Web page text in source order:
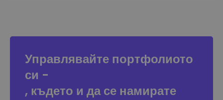
Управлявайте портфолиото
си -
, където и да се намирате